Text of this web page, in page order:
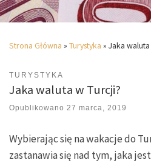
Strona Główna » Turystyka » Jaka waluta
TURYSTYKA
Jaka waluta w Turcji?
Opublikowano 27 marca, 2019
Wybierając się na wakacje do
zastanawia się nad tym, jaka